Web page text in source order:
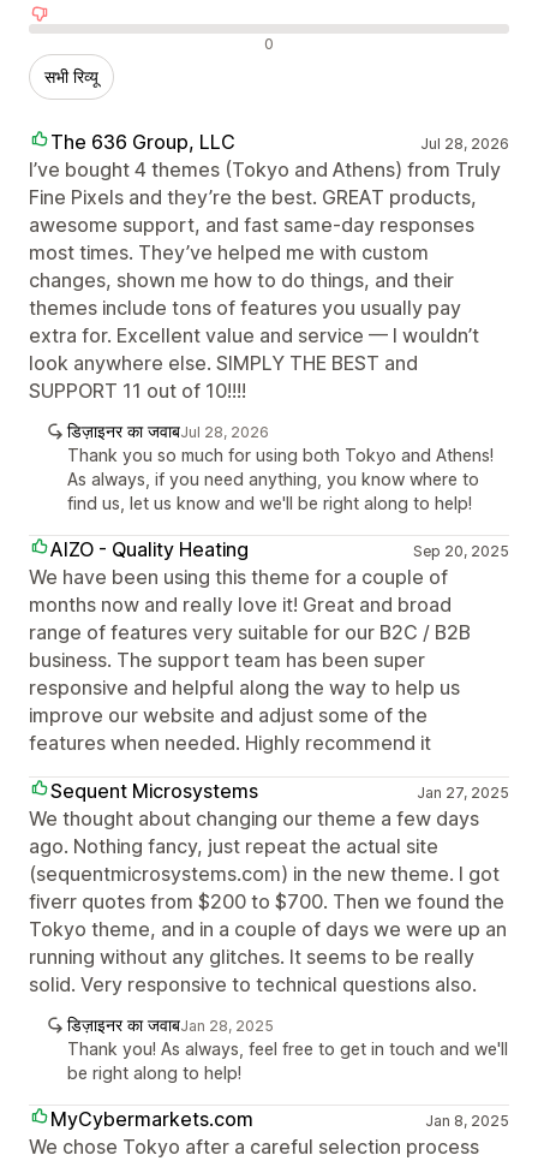
0
सभी रिव्यू
The 636 Group, LLC Jul 28, 2026
I’ve bought 4 themes (Tokyo and Athens) from Truly
Fine Pixels and they’re the best. GREAT products,
awesome support, and fast same-day responses
most times. They’ve helped me with custom
changes, shown me how to do things, and their
themes include tons of features you usually pay
extra for. Excellent value and service — I wouldn’t
look anywhere else. SIMPLY THE BEST and
SUPPORT 11 out of 10!!!!
डिज़ाइनर का जवाबJul 28, 2026
Thank you so much for using both Tokyo and Athens!
As always, if you need anything, you know where to
find us, let us know and we'll be right along to help!
AIZO - Quality Heating Sep 20, 2025
We have been using this theme for a couple of
months now and really love it! Great and broad
range of features very suitable for our B2C / B2B
business. The support team has been super
responsive and helpful along the way to help us
improve our website and adjust some of the
features when needed. Highly recommend it
Sequent Microsystems
Jan 27, 2025
We thought about changing our theme a few days
ago. Nothing fancy, just repeat the actual site
(sequentmicrosystems.com) in the new theme. I got
fiverr quotes from $200 to $700. Then we found the
Tokyo theme, and in a couple of days we were up an
running without any glitches. It seems to be really
solid. Very responsive to technical questions also.
डिज़ाइनर का जवाबJan 28, 2025
Thank you! As always, feel free to get in touch and we'll
be right along to help!
MyCybermarkets.com Jan 8, 2025
We chose Tokyo after a careful selection process